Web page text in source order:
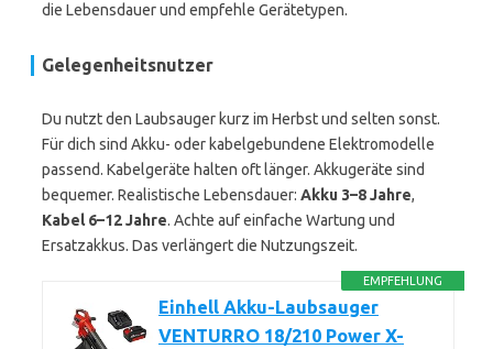
die Lebensdauer und empfehle Gerätetypen.
Gelegenheitsnutzer
Du nutzt den Laubsauger kurz im Herbst und selten sonst.
Für dich sind Akku- oder kabelgebundene Elektromodelle
passend. Kabelgeräte halten oft länger. Akkugeräte sind
bequemer. Realistische Lebensdauer: Akku 3–8 Jahre,
Kabel 6–12 Jahre. Achte auf einfache Wartung und
Ersatzakkus. Das verlängert die Nutzungszeit.
EMPFEHLUNG
Einhell Akku-Laubsauger
VENTURRO 18/210 Power X-